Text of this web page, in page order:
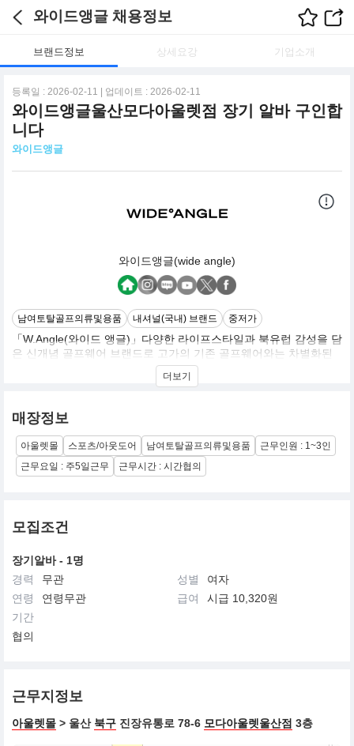
와이드앵글 채용정보
브랜드정보 상세요강 기업소개
등록일 : 2026-02-11 | 업데이트 : 2026-02-11
와이드앵글울산모다아울렛점 장기 알바 구인합
니다
와이드앵글
와이드앵글(wide angle)
남여토탈골프의류및용품 내셔널(국내) 브랜드 중저가
「W.Angle(와이드 앵글)」다양한 라이프스타일과 북유럽 감성을 담
은 신개념 골프웨어 브랜드로 고가의 기존 골프웨어와는 차별화된
가격에 K2코리아의 우수한 기술력과 북유럽의 스타일리쉬한 감성
을 접목한 더 젊고도 스포티한 고 기능성 골프웨어
북유럽을 배경으로 와이드하게 펼쳐진 푸른하늘과 대지 그중심에
역동적인 골프공을 현대적으로 표현하여 골프와 패션, 삶과 문화의
트렌드를 기존보다 더 다양하고 넓게 보려는 W.ANGLE 의 가치를
표현.
더보기
매장정보
아울렛몰 스포츠/아웃도어 남여토탈골프의류및용품
근무인원 : 1~3인
근무요일 : 주5일근무
근무시간 : 시간협의
모집조건
장기알바 - 1명
경력
무관 성별
여자
연령
연령무관 급여
시급 10,320원
기간
협의
근무지정보
아울렛몰 > 울산 북구 진장유통로 78-6 모다아울렛울산점 3층